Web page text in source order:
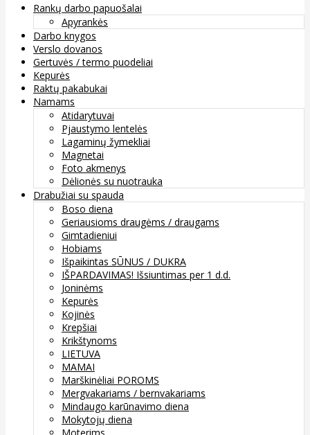
Rankų darbo papuošalai
Apyrankės
Darbo knygos
Verslo dovanos
Gertuvės / termo puodeliai
Kepurės
Raktų pakabukai
Namams
Atidarytuvai
Pjaustymo lentelės
Lagaminų žymekliai
Magnetai
Foto akmenys
Dėlionės su nuotrauka
Drabužiai su spauda
Boso diena
Geriausioms draugėms / draugams
Gimtadieniui
Hobiams
Išpaikintas SŪNUS / DUKRA
IŠPARDAVIMAS! Išsiuntimas per 1 d.d.
Joninėms
Kepurės
Kojinės
Krepšiai
Krikštynoms
LIETUVA
MAMAI
Marškinėliai POROMS
Mergvakariams / bernvakariams
Mindaugo karūnavimo diena
Mokytojų diena
Moterims